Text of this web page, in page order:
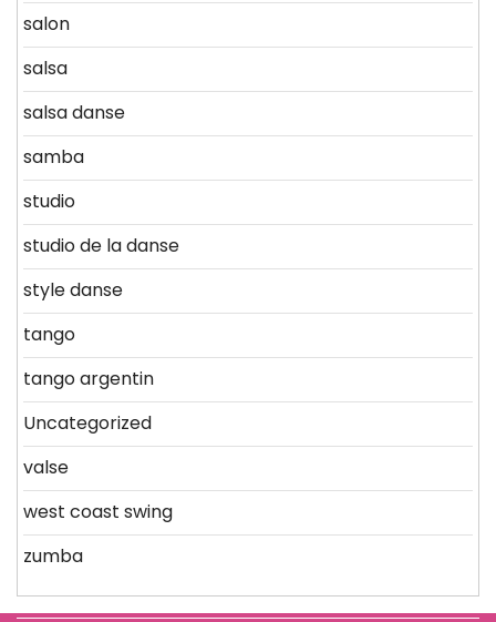
salon
salsa
salsa danse
samba
studio
studio de la danse
style danse
tango
tango argentin
Uncategorized
valse
west coast swing
zumba